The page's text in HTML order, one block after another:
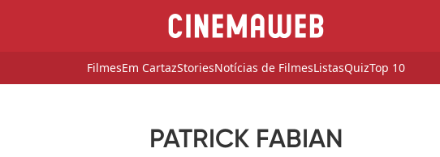
FilmesEm CartazStoriesNotícias de FilmesListasQuizTop 10
PATRICK FABIAN